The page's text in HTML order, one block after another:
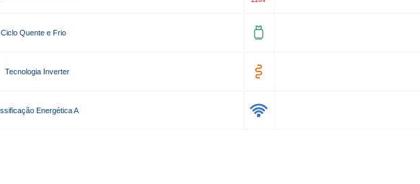
Ciclo Quente e Frio
Tecnologia Inverter
Energética A